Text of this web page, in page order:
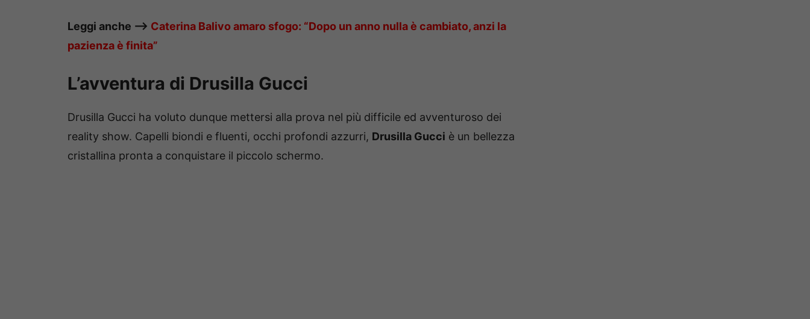
Leggi anche —-> Caterina Balivo amaro sfogo: “Dopo un anno nulla è cambiato, anzi la
pazienza è finita”
L’avventura di Drusilla Gucci
Drusilla Gucci ha voluto dunque mettersi alla prova nel più difficile ed avventuroso dei
reality show. Capelli biondi e fluenti, occhi profondi azzurri, Drusilla Gucci è un bellezza
cristallina pronta a conquistare il piccolo schermo.